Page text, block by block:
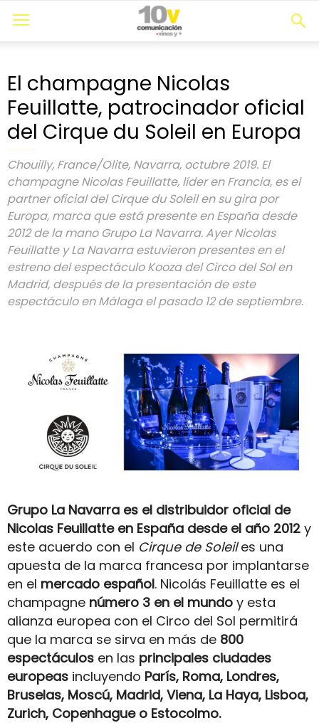
El champagne Nicolas
Feuillatte, patrocinador oficial
del Cirque du Soleil en Europa
Chouilly, France/Olite, Navarra, octubre 2019. El
champagne Nicolas Feuillatte, líder en Francia, es el
partner oficial del Cirque du Soleil en su gira por
Europa, marca que está presente en España desde
2012 de la mano Grupo La Navarra. Ayer Nicolas
Feuillatte y La Navarra estuvieron presentes en el
estreno del espectáculo Kooza del Circo del Sol en
Madrid, después de la presentación de este
espectáculo en Málaga el pasado 12 de septiembre.
Grupo La Navarra es el distribuidor oficial de
Nicolas Feuillatte en España desde el año 2012 y
este acuerdo con el Cirque de Soleiles una
apuesta de la marca francesa por implantarse
en el mercado español. Nicolás Feuillatte es el
champagne número 3 en el mundo y esta
alianza europea con el Circo del Sol permitirá
que la marca se sirva en más de 800
espectáculos en las principales ciudades
europeas incluyendo París, Roma, Londres,
Bruselas, Moscú, Madrid, Viena, La Haya, Lisboa,
Zurich, Copenhague o Estocolmo.